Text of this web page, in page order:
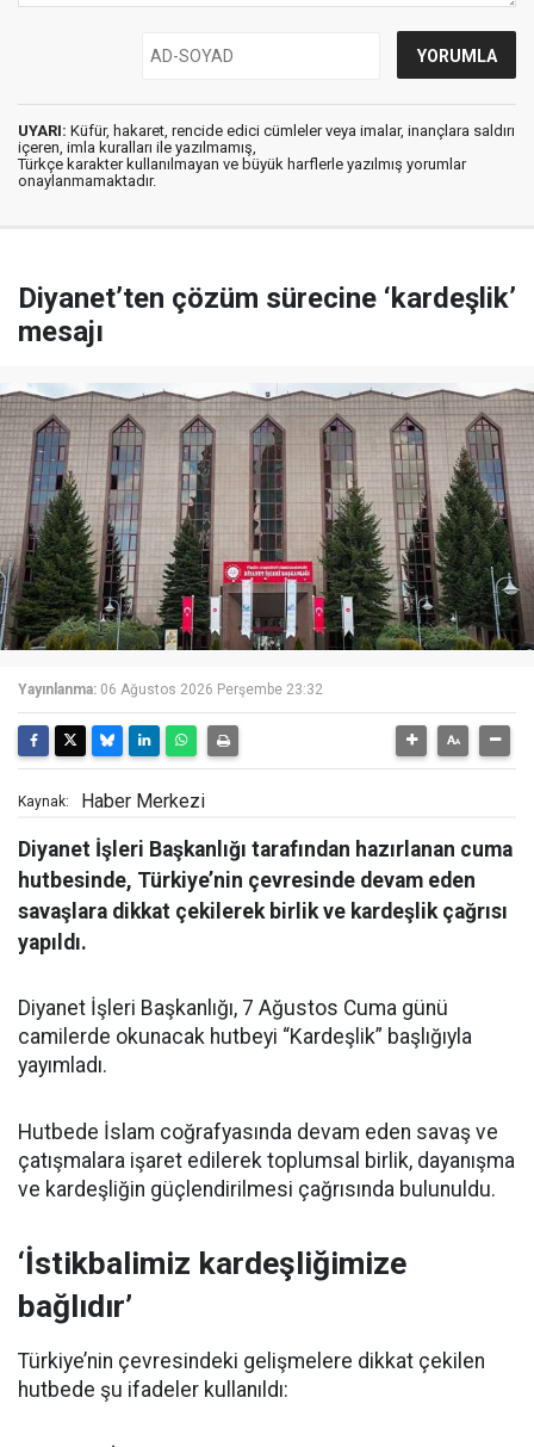
UYARI: Küfür, hakaret, rencide edici cümleler veya imalar, inançlara saldırı
içeren, imla kuralları ile yazılmamış,
Türkçe karakter kullanılmayan ve büyük harflerle yazılmış yorumlar
onaylanmamaktadır.
Diyanet’ten çözüm sürecine ‘kardeşlik’
mesajı
Yayınlanma: 06 Ağustos 2026 Perşembe 23:32
Kaynak: Haber Merkezi
Diyanet İşleri Başkanlığı tarafından hazırlanan cuma
hutbesinde, Türkiye’nin çevresinde devam eden
savaşlara dikkat çekilerek birlik ve kardeşlik çağrısı
yapıldı.
Diyanet İşleri Başkanlığı, 7 Ağustos Cuma günü
camilerde okunacak hutbeyi “Kardeşlik” başlığıyla
yayımladı.
Hutbede İslam coğrafyasında devam eden savaş ve
çatışmalara işaret edilerek toplumsal birlik, dayanışma
ve kardeşliğin güçlendirilmesi çağrısında bulunuldu.
‘İstikbalimiz kardeşliğimize
bağlıdır’
Türkiye’nin çevresindeki gelişmelere dikkat çekilen
hutbede şu ifadeler kullanıldı: